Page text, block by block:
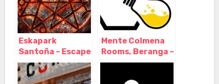
Eskapark
Santoña – Escape
Room, Santoña –
Cantabria
Mente Colmena
Rooms, Beranga –
Cantabria